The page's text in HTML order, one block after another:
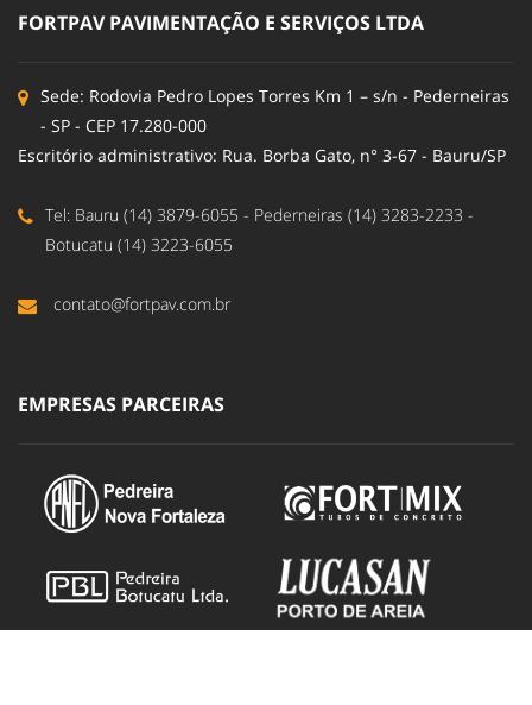
FORTPAV PAVIMENTAÇÃO E SERVIÇOS LTDA
Sede: Rodovia Pedro Lopes Torres Km 1 – s/n - Pederneiras
- SP - CEP 17.280-000
Escritório administrativo: Rua. Borba Gato, n° 3-67 - Bauru/SP
Tel: Bauru (14) 3879-6055 - Pederneiras (14) 3283-2233 -
Botucatu (14) 3223-6055
contato@fortpav.com.br
EMPRESAS PARCEIRAS